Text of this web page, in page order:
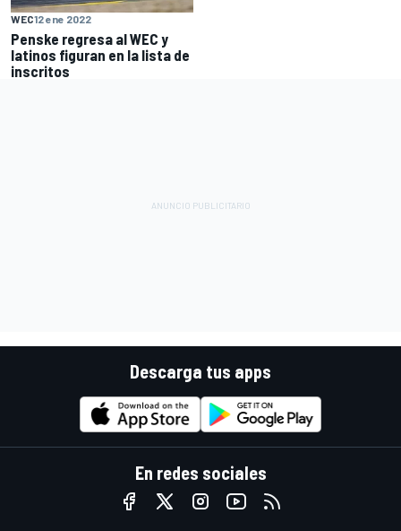
WEC12 ene 2022
Penske regresa al WEC y
latinos figuran en la lista de
inscritos
Descarga tus apps
En redes sociales